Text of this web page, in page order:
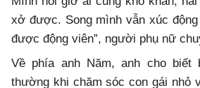
xở được. Song mình vẫn xúc
được động viên”, người phụ nữ
Về phía anh Năm, anh cho biết
thường khi chăm sóc con gái nhỏ